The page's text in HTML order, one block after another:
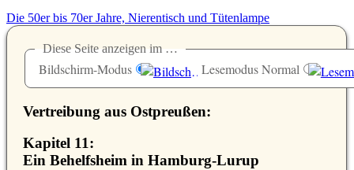
Die 50er bis 70er Jahre, Nierentisch und Tütenlampe
Diese Seite anzeigen im …
Bildschirm-Modus Lesemodus Normal
Vertreibung aus Ostpreußen:
Kapitel 11:
Ein Behelfsheim in Hamburg-Lurup